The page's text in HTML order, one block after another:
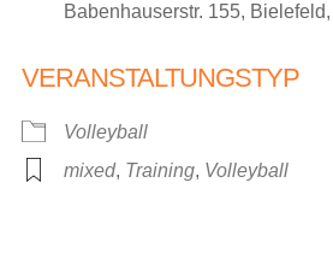
Babenhauserstr. 155,
VERANSTALTUNGSTYP
Volleyball
mixed, Training, Volleyball